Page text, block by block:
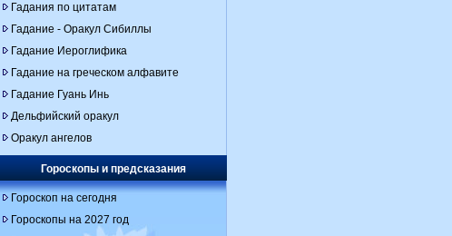
Гадания по цитатам
Гадание - Оракул Сибиллы
Гадание Иероглифика
Гадание на греческом алфавите
Гадание Гуань Инь
Дельфийский оракул
Оракул ангелов
Гороскопы и предсказания
Гороскоп на сегодня
Гороскопы на 2027 год